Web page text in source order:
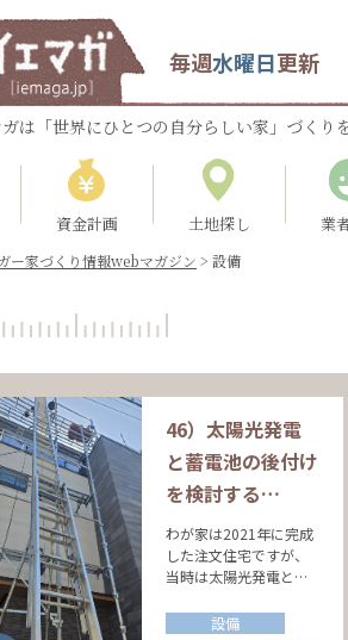
毎週水曜日更新
ガは「世界にひとつの自分らしい家」づくり
資金計画 土地探し 業
ー家づくり情報webマガジン > 設備
46）太陽光発電
と蓄電池の後付け
を検討する…
わが家は2021年に完成
した注文住宅ですが、
当時は太陽光発電と…
設備